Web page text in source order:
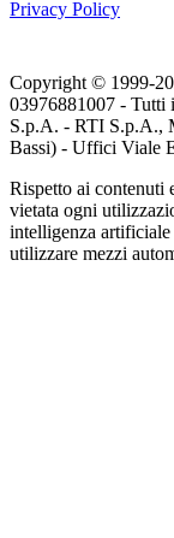
Privacy Policy
Copyright © 1999-
03976881007 - Tutti
S.p.A. - RTI S.p.A.,
Bassi) - Uffici Viale
Rispetto ai contenuti
vietata ogni
intelligenza artificiale
utilizzare mezzi